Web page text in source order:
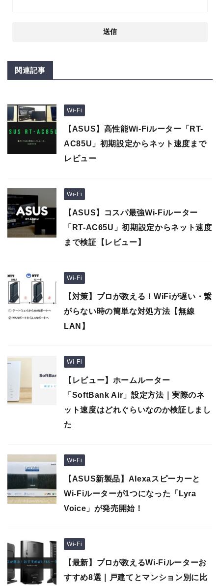
関連記事
Wi-Fi
【ASUS】高性能Wi-Fiルーター「RT-
AC85U」初期設定からネット速度まで
レビュー
Wi-Fi
【ASUS】コスパ最強Wi-Fiルーター
「RT-AC65U」初期設定からネット速度
まで検証【レビュー】
Wi-Fi
【対策】プロが教える！WiFiが遅い・繋
がらない時の簡単な対処方法【無線
LAN】
Wi-Fi
【レビュー】ホームルーター
「SoftBank Air」設定方法｜実際のネ
ット速度はどれぐらいなのか検証しまし
た
Wi-Fi
【ASUS新製品】Alexaスピーカーと
Wi-Fiルーターが1つになった「Lyra
Voice」が発売開始！
Wi-Fi
【最新】プロが教えるWi-Fiルーターお
すすめ8選｜戸建てとマンション別に比